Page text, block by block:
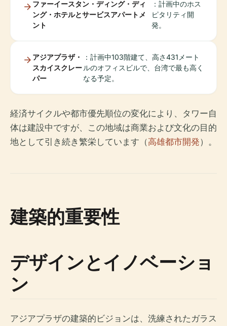
ファーイースタン・ディング・ディ
ング・ホテルとサービスアパートメ
ント
：計画中のホス
ピタリティ開
発。
アジアプラザ・
スカイスクレー
パー
：計画中103階建て、高さ431メート
ルのオフィスビルで、台湾で最も高く
なる予定。
経済サイクルや都市優先順位の変化により、タワー自
体は建設中ですが、この地域は商業および文化の目的
地として引き続き繁栄しています（高雄都市開発）。
建築的重要性
デザインとイノベーショ
ン
アジアプラザの建築的ビジョンは、洗練されたガラス